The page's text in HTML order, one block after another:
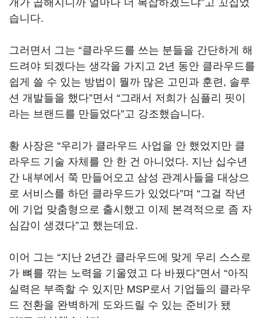
개가 곱해지니까 얼마나 더 복잡하겠느냐”고 꼬집었
습니다.
그러면서 그는 “클라우드를 쓰는 분들을 간단하게 해
드려야 되겠다는 생각을 가지고 2년 동안 클라우드를
쉽게 쓸 수 있는 방법이 뭘까 많은 고민과 훈련, 솔루
션 개발들을 했다”면서 “그래서 저희가 심플리 핏이
라는 브랜드를 만들었다”고 강조했습니다.
황 사장은 “우리가 클라우드 사업을 안 했었지만 클
라우드 기술 자체를 안 한 건 아니었다. 지난 십수년
간 내부에서 쭉 만들어오고 삼성 관계사들을 대상으
로 서비스를 하던 클라우드가 있었다”며 “그걸 작년
에 기업 맞춤형으로 출시했고 이제 본격적으로 좀 자
심감이 생겼다”고 했는데요.
이어 그는 “지난 2년간 클라우드에 맞게 우리 스스로
가 뼈를 깎는 노력을 기울였고 다 바꿨다”면서 “아직
실력은 부족할 수 있지만 MSP로서 기업들의 클라우
드 전환을 완벽하게 도와드릴 수 있는 준비가 됐